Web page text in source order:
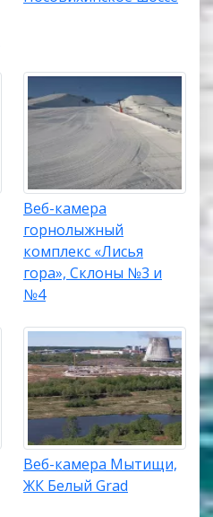
Веб-камера
горнолыжный
комплекс «Лисья
гора», Склоны №3 и
№4
Веб-камера Мытищи,
ЖК Белый Grad